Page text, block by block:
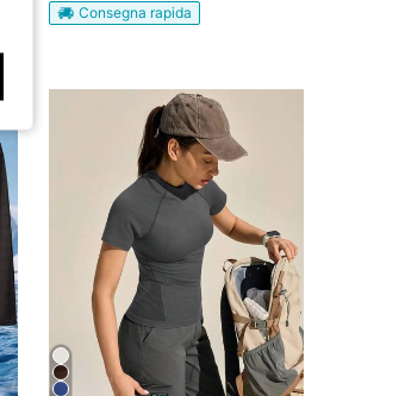
Consegna rapida